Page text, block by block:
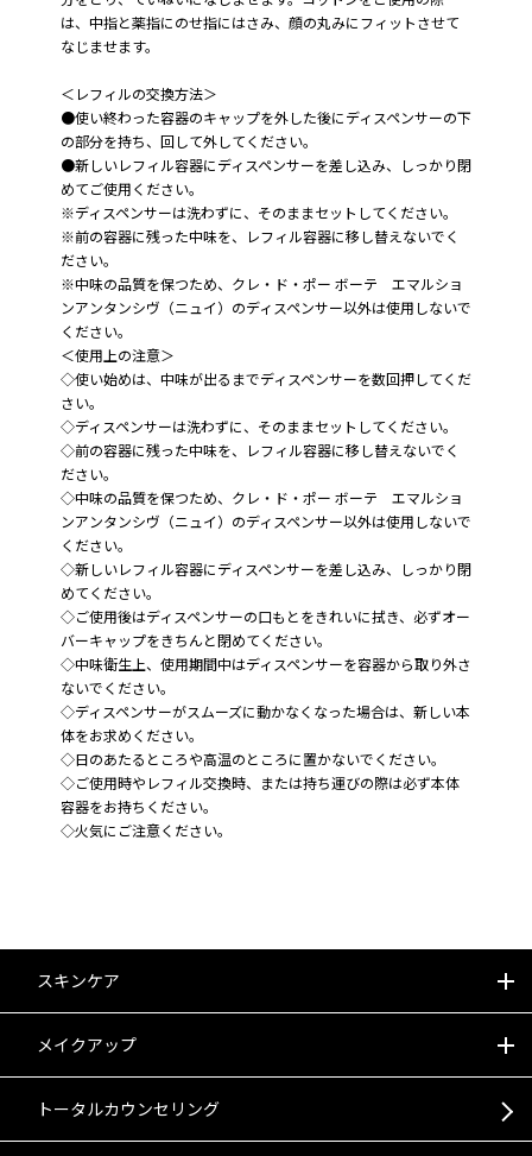
は、中指と薬指にのせ指にはさみ、顔の丸みにフィットさせて
なじませます。
＜レフィルの交換方法＞
●使い終わった容器のキャップを外した後にディスペンサーの下
の部分を持ち、回して外してください。
●新しいレフィル容器にディスペンサーを差し込み、しっかり閉
めてご使用ください。
※ディスペンサーは洗わずに、そのままセットしてください。
※前の容器に残った中味を、レフィル容器に移し替えないでく
ださい。
※中味の品質を保つため、クレ・ド・ポー ボーテ エマルショ
ンアンタンシヴ（ニュイ）のディスペンサー以外は使用しないで
ください。
＜使用上の注意＞
◇使い始めは、中味が出るまでディスペンサーを数回押してくだ
さい。
◇ディスペンサーは洗わずに、そのままセットしてください。
◇前の容器に残った中味を、レフィル容器に移し替えないでく
ださい。
◇中味の品質を保つため、クレ・ド・ポー ボーテ エマルショ
ンアンタンシヴ（ニュイ）のディスペンサー以外は使用しないで
ください。
◇新しいレフィル容器にディスペンサーを差し込み、しっかり閉
めてください。
◇ご使用後はディスペンサーの口もとをきれいに拭き、必ずオー
バーキャップをきちんと閉めてください。
◇中味衛生上、使用期間中はディスペンサーを容器から取り外さ
ないでください。
◇ディスペンサーがスムーズに動かなくなった場合は、新しい本
体をお求めください。
◇日のあたるところや高温のところに置かないでください。
◇ご使用時やレフィル交換時、または持ち運びの際は必ず本体
容器をお持ちください。
◇火気にご注意ください。
スキンケア
すべて
すべて
化粧水
ボディ
メイクアップ
すべてトータルカウンセリング